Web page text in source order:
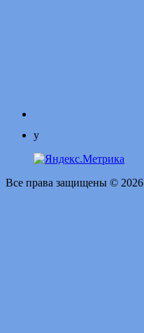
y
Все права защищены © 2026